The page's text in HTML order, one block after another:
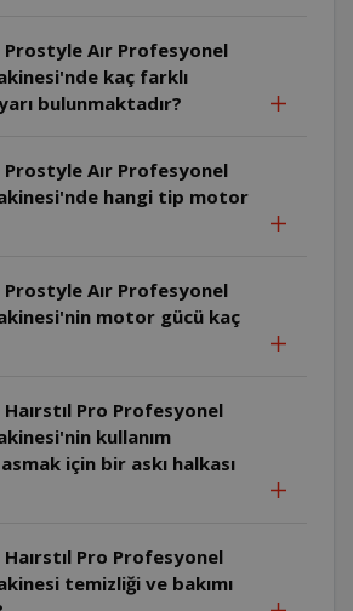
Prostyle Aır Profesyonel
kaç farklı
bulunmaktadır?
Prostyle Aır Profesyonel
hangi tip motor
Prostyle Aır Profesyonel
motor gücü kaç
Pro Profesyonel
kullanım
asmak için bir askı halkası
Pro Profesyonel
temizliği ve bakımı